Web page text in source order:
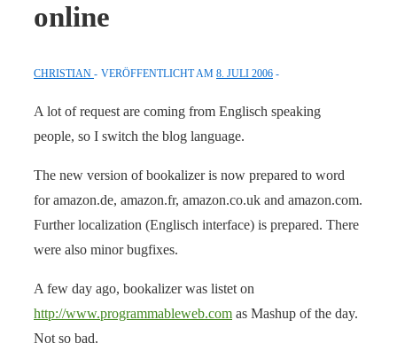
online
CHRISTIAN VERÖFFENTLICHT AM 8. JULI 2006
A lot of request are coming from Englisch speaking
people, so I switch the blog language.
The new version of bookalizer is now prepared to word
for amazon.de, amazon.fr, amazon.co.uk and amazon.com.
Further localization (Englisch interface) is prepared. There
were also minor bugfixes.
A few day ago, bookalizer was listet on
http://www.programmableweb.com as Mashup of the day.
Not so bad.